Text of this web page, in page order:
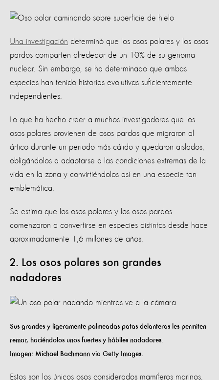
Una investigación determinó que los osos polares y los osos
pardos comparten alrededor de un 10% de su genoma
nuclear. Sin embargo, se ha determinado que ambas
especies han tenido historias evolutivas suficientemente
independientes.
Lo que ha hecho creer a muchos investigadores que los
osos polares provienen de osos pardos que migraron al
ártico durante un periodo más cálido y quedaron aislados,
obligándolos a adaptarse a las condiciones extremas de la
vida en la zona y convirtiéndolos así en una especie tan
emblemática.
Se estima que los osos polares y los osos pardos
comenzaron a convertirse en especies distintas desde hace
aproximadamente 1,6 millones de años.
2. Los osos polares son grandes
nadadores
Sus grandes y ligeramente palmeadas patas delanteras les permiten
remar, haciéndolos unos fuertes y hábiles nadadores.
Imagen: Michael Bachmann via Getty Images.
Estos son los únicos osos considerados mamíferos marinos.